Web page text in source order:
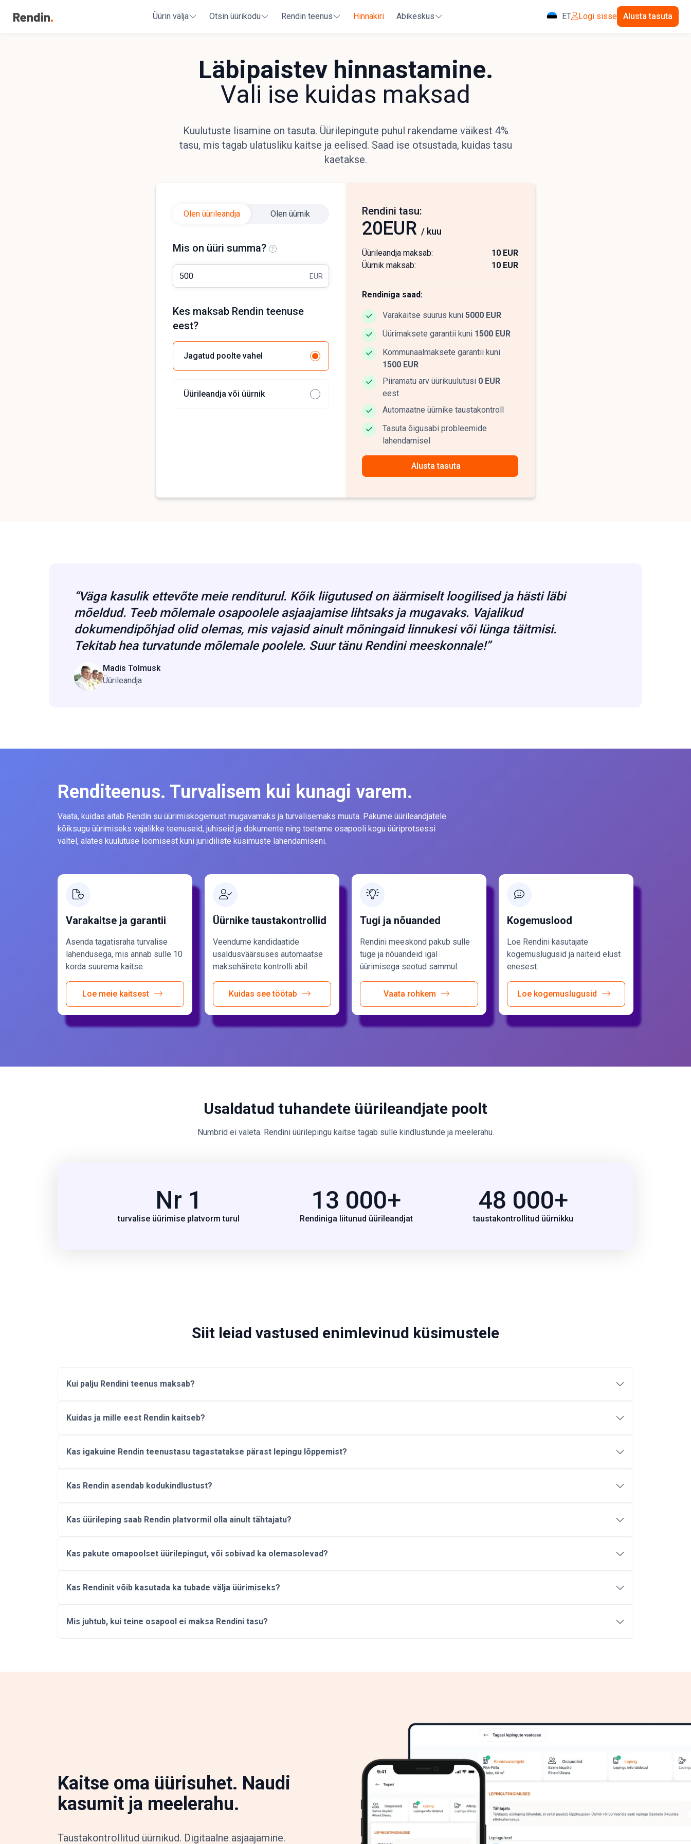
Üürin välja Otsin üürikodu Rendin teenus Hinnakiri Abikeskus ET Logi sisse Alusta tasuta
Läbipaistev hinnastamine.
Vali ise kuidas maksad
Kuulutuste lisamine on tasuta. Üürilepingute puhul rakendame väikest 4%
tasu, mis tagab ulatusliku kaitse ja eelised. Saad ise otsustada, kuidas tasu
kaetakse.
Olen üürileandja Olen üürnik
Mis on üüri summa?
EUR
Kes maksab Rendin teenuse
eest?
Jagatud poolte vahel
Üürileandja või üürnik
Rendini tasu:
20EUR / kuu
Üürileandja maksab:
10 EUR
Üürnik maksab:
10 EUR
Rendiniga saad:
Varakaitse suurus kuni 5000 EUR
Üürimaksete garantii kuni 1500 EUR
Kommunaalmaksete garantii kuni
1500 EUR
Piiramatu arv üürikuulutusi 0 EUR
eest
Automaatne üürnike taustakontroll
Tasuta õigusabi probleemide
lahendamisel
Alusta tasuta
“Väga kasulik ettevõte meie renditurul. Kõik liigutused on äärmiselt loogilised ja hästi läbi
mõeldud. Teeb mõlemale osapoolele asjaajamise lihtsaks ja mugavaks. Vajalikud
dokumendipõhjad olid olemas, mis vajasid ainult mõningaid linnukesi või lünga täitmisi.
Tekitab hea turvatunde mõlemale poolele. Suur tänu Rendini meeskonnale!”
Мadis Tolmusk
Üürileandja
Renditeenus. Turvalisem kui kunagi varem.
Vaata, kuidas aitab Rendin su üürimiskogemust mugavamaks ja turvalisemaks muuta. Pakume üürileandjatele
kõiksugu üürimiseks vajalikke teenuseid, juhiseid ja dokumente ning toetame osapooli kogu üüriprotsessi
vältel, alates kuulutuse loomisest kuni juriidiliste küsimuste lahendamiseni.
Varakaitse ja garantii
Asenda tagatisraha turvalise
lahendusega, mis annab sulle 10
korda suurema kaitse.
Loe meie kaitsest
Üürnike taustakontrollid
Veendume kandidaatide
usaldusväärsuses automaatse
maksehäirete kontrolli abil.
Kuidas see töötab
Tugi ja nõuanded
Rendini meeskond pakub sulle
tuge ja nõuandeid igal
üürimisega seotud sammul.
Vaata rohkem
Kogemuslood
Loe Rendini kasutajate
kogemuslugusid ja näiteid elust
enesest.
Loe kogemuslugusid
Usaldatud tuhandete üürileandjate poolt
Numbrid ei valeta. Rendini üürilepingu kaitse tagab sulle kindlustunde ja meelerahu.
Nr 1
turvalise üürimise platvorm turul
13 000+
Rendiniga liitunud üürileandjat
48 000+
taustakontrollitud üürnikku
Siit leiad vastused enimlevinud küsimustele
Kui palju Rendini teenus maksab?
Kuidas ja mille eest Rendin kaitseb?
Kas igakuine Rendin teenustasu tagastatakse pärast lepingu lõppemist?
Kas Rendin asendab kodukindlustust?
Kas üürileping saab Rendin platvormil olla ainult tähtajatu?
Kas pakute omapoolset üürilepingut, või sobivad ka olemasolevad?
Kas Rendinit võib kasutada ka tubade välja üürimiseks?
Mis juhtub, kui teine osapool ei maksa Rendini tasu?
Kaitse oma üürisuhet. Naudi
kasumit ja meelerahu.
Taustakontrollitud üürnikud. Digitaalne asjaajamine.